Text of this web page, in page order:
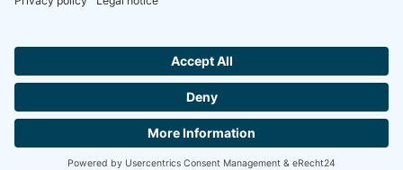
D'INFORMATION
MENTIONS
LÉGALES
PROTECTION
DES
DONNÉES
GÉNÉRALES
DE VENTE
Hallo ich bin LINAI! Wie kann ich dir
CONTACT